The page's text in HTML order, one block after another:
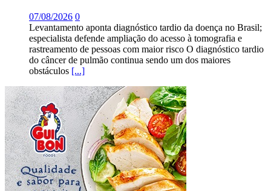
07/08/2026 0
Levantamento aponta diagnóstico tardio da doença no Brasil;
especialista defende ampliação do acesso à tomografia e
rastreamento de pessoas com maior risco O diagnóstico tardio
do câncer de pulmão continua sendo um dos maiores
obstáculos [...]